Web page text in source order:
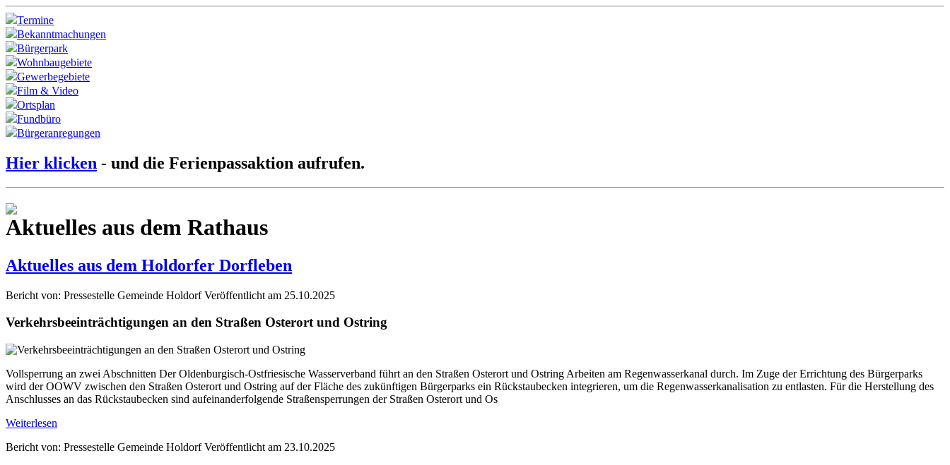
Termine
Bekanntmachungen
Bürgerpark
Wohnbaugebiete
Gewerbegebiete
Film & Video
Ortsplan
Fundbüro
Bürgeranregungen
Hier klicken - und die Ferienpassaktion aufrufen.
Aktuelles aus dem Rathaus
Aktuelles aus dem Holdorfer Dorfleben
Bericht von: Pressestelle Gemeinde Holdorf Veröffentlicht am 25.10.2025
Verkehrsbeeinträchtigungen an den Straßen Osterort und Ostring
Vollsperrung an zwei Abschnitten Der Oldenburgisch-Ostfriesische Wasserverband führt an den Straßen Osterort und Ostring Arbeiten am Regenwasserkanal durch. Im Zuge der Errichtung des Bürgerparks
wird der OOWV zwischen den Straßen Osterort und Ostring auf der Fläche des zukünftigen Bürgerparks ein Rückstaubecken integrieren, um die Regenwasserkanalisation zu entlasten. Für die Herstellung des
Anschlusses an das Rückstaubecken sind aufeinanderfolgende Straßensperrungen der Straßen Osterort und Os
Weiterlesen
Bericht von: Pressestelle Gemeinde Holdorf Veröffentlicht am 23.10.2025